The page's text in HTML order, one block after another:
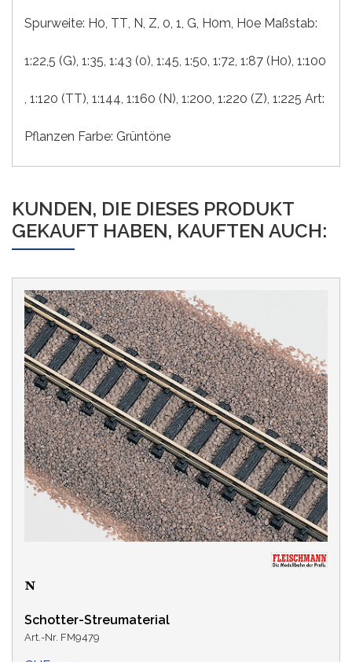
Spurweite: H0, TT, N, Z, 0, 1, G, H0m, H0e Maßstab:
1:22,5 (G), 1:35, 1:43 (0), 1:45, 1:50, 1:72, 1:87 (H0), 1:100
, 1:120 (TT), 1:144, 1:160 (N), 1:200, 1:220 (Z), 1:225 Art:
Pflanzen Farbe: Grüntöne
KUNDEN, DIE DIESES PRODUKT
GEKAUFT HABEN, KAUFTEN AUCH:
Schotter-Streumaterial
Art.-Nr. FM9479